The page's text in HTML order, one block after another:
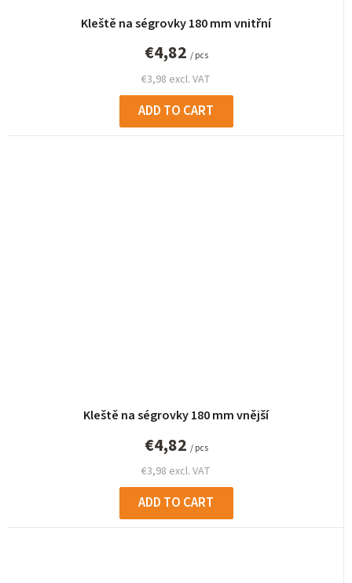
Kleště na ségrovky 180 mm vnitřní
€3,98 excl. VAT
€4,82 / pcs
ADD TO CART
Kleště na ségrovky 180 mm vnější
€3,98 excl. VAT
€4,82 / pcs
ADD TO CART